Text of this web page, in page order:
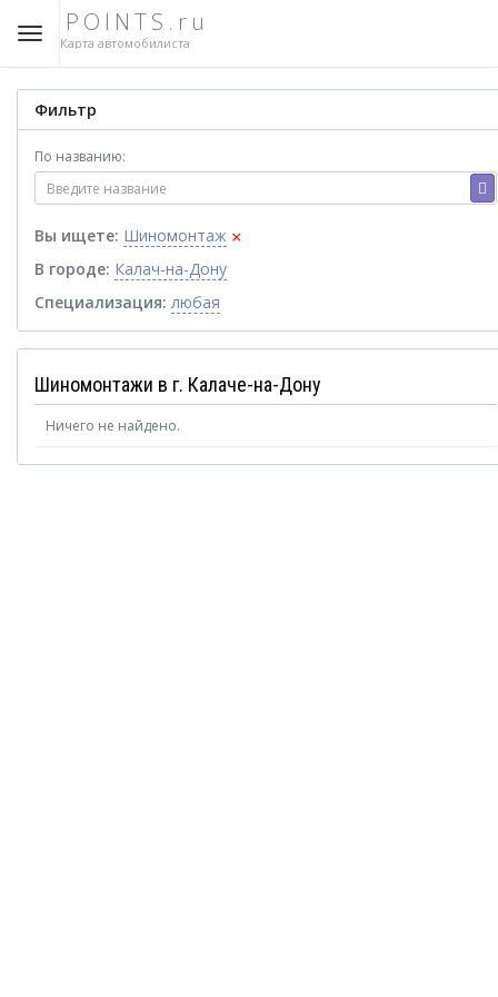
POINTS.ru
Карта автомобилиста
Фильтр
По названию:
Вы ищете: Шиномонтаж ×
В городе: Калач-на-Дону
Специализация: любая
Шиномонтажи в г. Калаче-на-Дону
Ничего не найдено.